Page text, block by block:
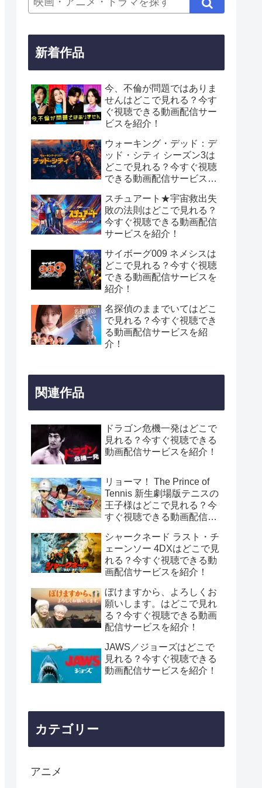
新着作品
今、不倫が問題ではありま
せんはどこで見れる？今す
ぐ視聴できる動画配信サー
ビスを紹介！
ウォーキング・デッド：デ
ッド・シティ シーズン3は
どこで見れる？今すぐ視聴
できる動画配信サービスを
スチュアート★宇宙救出失
敗の法則はどこで見れる？
今すぐ視聴できる動画配信
サービスを紹介！
サイボーグ009 ネメシスは
どこで見れる？今すぐ視聴
できる動画配信サービスを
紹介！
名探偵のままでいてはどこ
で見れる？今すぐ視聴でき
る動画配信サービスを紹
介！
関連作品
ドラゴン危機一発はどこで
見れる？今すぐ視聴できる
動画配信サービスを紹介！
リョーマ！ The Prince of
Tennis 新生劇場版テニスの
王子様はどこで見れる？今
すぐ視聴できる動画配信サ
シャークネード ラスト・チ
ェーンソー 4DXはどこで見
れる？今すぐ視聴できる動
画配信サービスを紹介！
ぼけますから、よろしくお
願いします。はどこで見れ
る？今すぐ視聴できる動画
配信サービスを紹介！
JAWS／ジョーズはどこで
見れる？今すぐ視聴できる
動画配信サービスを紹介！
カテゴリー
アニメ